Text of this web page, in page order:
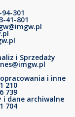
301
41-801
i Sprzedaży
i inne
210
739
i dane archiwalne
704